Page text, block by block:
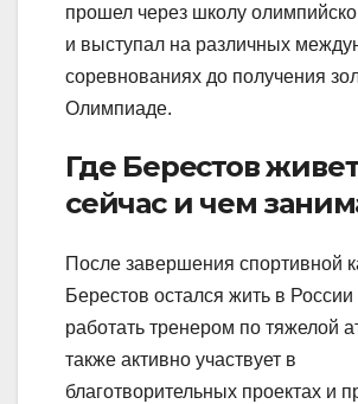
прошел через школу
и выступал на различных
соревнованиях до получения
Олимпиаде.
Где Берестов
сейчас и чем
После завершения спортивной
Берестов остался жить в
работать тренером по тяжелой
также активно участвует в
благотворительных проектах и